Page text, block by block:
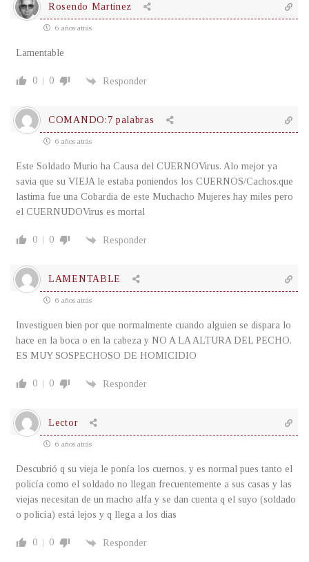
Rosendo Martinez
6 años atrás
Lamentable
0 0 Responder
COMANDO:7 palabras
6 años atrás
Este Soldado Murio ha Causa del CUERNOVirus. Alo mejor ya
savia que su VIEJA le estaba poniendos los CUERNOS/Cachos.que
lastima fue una Cobardia de este Muchacho Mujeres hay miles pero
el CUERNUDOVirus es mortal
0 0 Responder
LAMENTABLE
6 años atrás
Investiguen bien por que normalmente cuando alguien se dispara lo
hace en la boca o en la cabeza y NO A LA ALTURA DEL PECHO.
ES MUY SOSPECHOSO DE HOMICIDIO
0 0 Responder
Lector
6 años atrás
Descubrió q su vieja le ponía los cuernos, y es normal pues tanto el
policía como el soldado no llegan frecuentemente a sus casas y las
viejas necesitan de un macho alfa y se dan cuenta q el suyo (soldado
o policía) está lejos y q llega a los dias
0 0 Responder